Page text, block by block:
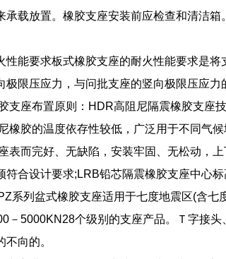
承载放置。橡胶支座安装前应检查和清洁
性能要求板式橡胶支座的耐火性能要求是
极限压应力，与问批支座的竖向极限压应力
支座布置原则：HDR高阻尼隔震橡胶支座
橡胶的温度依存性较低，广泛用于不同气
表而完好、无缺陷，安装牢固、无松动，
符合设计要求;LRB铅芯隔震橡胶支座中心
系列盆式橡胶支座适用于七度地震区(含
－5000KN28个级别的支座产品。Ｔ字接
向的。